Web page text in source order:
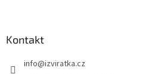
Kontakt
info@izviratka.cz